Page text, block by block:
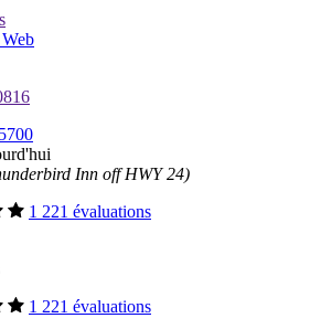
Inn off HWY 24)
1 221 évaluations
1 221 évaluations